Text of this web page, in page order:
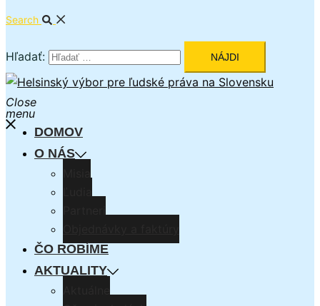
Search
Hľadať:
Close
menu
DOMOV
O NÁS
ČO ROBÍME
AKTUALITY